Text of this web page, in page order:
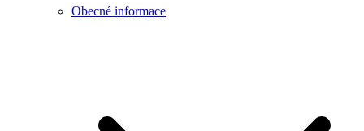
Obecné informace